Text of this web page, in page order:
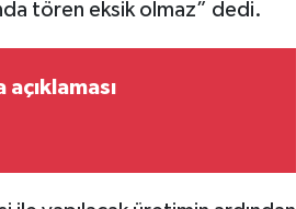
tören eksik olmaz” dedi.